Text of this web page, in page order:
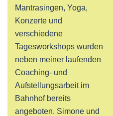
Mantrasingen, Yoga,
Konzerte und
verschiedene
Tagesworkshops wurden
neben meiner laufenden
Coaching- und
Aufstellungsarbeit im
Bahnhof bereits
angeboten. Simone und